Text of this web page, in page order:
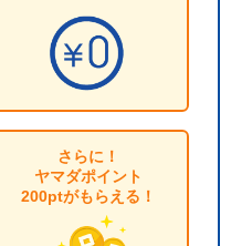
さらに！
ヤマダポイント
200ptがもらえる！